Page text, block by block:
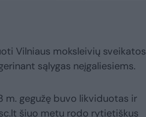
Vilniaus moksleivių sveikatos
sąlygas neįgaliesiems.
m. gegužę buvo likviduotas ir
šiuo metu rodo rytietiškus